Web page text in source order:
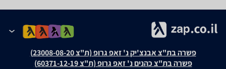
פשרה בת"צ אבנצ'יק נ' זאפ גרופ (ת"צ 23008-08-20)
פשרה בת"צ כהנים נ' זאפ גרופ (ת"צ 60371-12-19)